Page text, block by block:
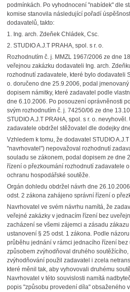
podmínkách. Po vyhodnocení "nabídek" dle
komise stanovila následující pořadí
dodavatelů, takto:
1. Ing. arch. Zdeňek Chládek, Csc.
2. STUDIO A.J.T PRAHA, spol. s r. o.
Rozhodnutím č. j. MMZL 1967/2006 ze dne
veřejnou zakázku dodavateli Ing. arch.
rozhodnutí zadavatele, které bylo dodavateli
o. doručeno dne 25.9.2006, podal
dopisem námitky, které zadavatel podle
dne 6.10.2006. Po posouzení oprávněnosti
svým rozhodnutím č. j. 74250/06 ze dne
STUDIO A.J.T PRAHA, spol. s r. o.
zadavatele obdržel stěžovatel dle dodejky
Vzhledem k tomu, že dodavatel STUDIO
"navrhovatel") nepovažoval rozhodnutí
souladu se zákonem, podal dopisem ze dne
řízení o přezkoumání rozhodnutí zadavatele
ochranu hospodářské soutěže.
Orgán dohledu obdržel návrh dne
odst. 2 zákona zahájeno správní řízení o
Navrhovatel ve svém návrhu namítá, že
veřejné zakázky v jednacím řízení bez
zacházení se všemi zájemci a zásadu
ustanovení § 25 odst. 1 zákona. Podle
průběhu jednání v rámci jednacího řízení
způsobem zvýhodňoval druhého
zvýhodňování použil zadavatel i zcela
které měnil tak, aby vyhovovali druhému
Navrhovatel v této souvislosti namítá
popis "způsobu provedení díla" obsaženého